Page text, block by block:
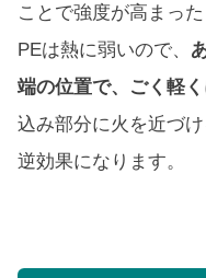
ことで強度が高まっ
PEは熱に弱いので、
端の位置で、ごく軽く
込み部分に火を近づ
逆効果になります。